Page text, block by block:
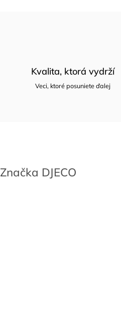
Kvalita, ktorá vydrží
Veci, ktoré posuniete ďalej
Značka DJECO